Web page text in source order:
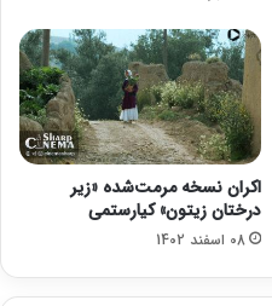
اکران نسخه مرمت‌شده «زیر
درختان زیتون» کیارستمی
08 اسفند 1402